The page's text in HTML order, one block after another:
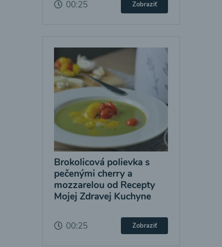
00:25 Zobraziť
Brokolicová polievka s
pečenými cherry a
mozzarelou od Recepty
Mojej Zdravej Kuchyne
00:25 Zobraziť